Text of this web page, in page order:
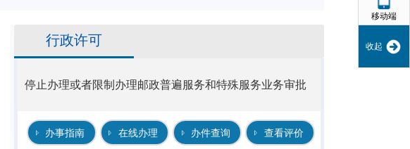
移动端
收起
行政许可
停止办理或者限制办理邮政普遍服务和特殊服务业务审批
办事指南 在线办理 办件查询 查看评价